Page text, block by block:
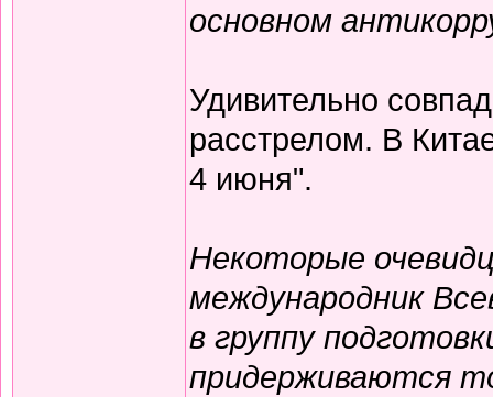
основном
Удивительно
расстрелом. В
4 июня".
Некоторые
международник
в группу
придерживаются